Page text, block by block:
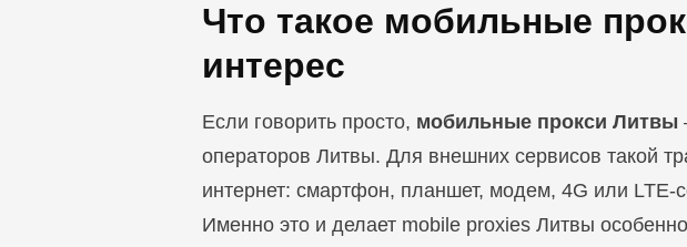
Что такое мобильные
интерес
Если говорить просто, мобильные прокси Литвы
операторов Литвы. Для внешних сервисов такой
интернет: смартфон, планшет, модем, 4G или LTE-
Именно это и делает mobile proxies Литвы